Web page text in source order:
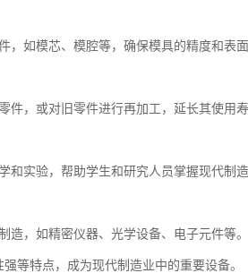
，如模芯、模腔等，确保模具的精度和表
件，或对旧零件进行再加工，延长其使用
和实验，帮助学生和研究人员掌握现代制
造，如精密仪器、光学设备、电子元件等。
等特点，成为现代制造业中的重要设备。